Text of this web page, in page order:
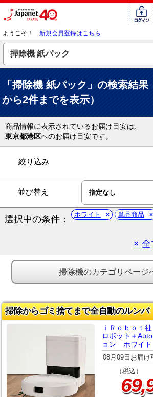
ようこそ！ 新規会員登録はこちら
「掃除機 紙パック」の検索結
から2件までを表示）
商品情報に表示されているお届け目安は、
東京都港区へのお届け目安です。
絞り込み
並び替え
選択中の条件： ホワイト 単品商品
× 全
掃除機のカテゴリページ
掃除からゴミ捨てまで全自動のルンバ
ｉＲｏｂｏｔ
ロボット＋
ョン ホワイ
08月09日お届け
（税込）
69,